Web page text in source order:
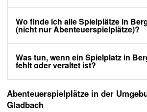
Wo finde ich alle Spielplätze in
(nicht nur Abenteuerspielplätze)?
Was tun, wenn ein Spielplatz in
fehlt oder veraltet ist?
Abenteuerspielplätze in der
Gladbach